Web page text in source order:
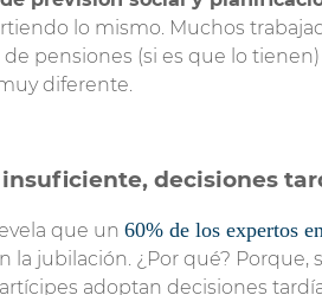
lo mismo. Muchos
pensiones (si es que lo
diferente.
insuficiente, decisiones
que un 60% de los expertos
la jubilación. ¿Por qué?
adoptan decisiones